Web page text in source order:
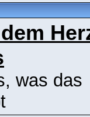
was das